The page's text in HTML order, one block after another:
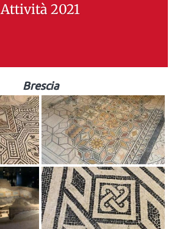
Attività 2021
Brescia